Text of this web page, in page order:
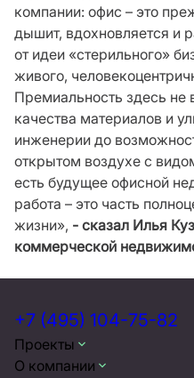
компании: офис – это
дышит, вдохновляется и
от идеи «стерильного»
живого,
Премиальность здесь не
качества материалов и
инженерии до
открытом воздухе с
есть будущее офисной
работа – это часть
жизни», - сказал Илья
коммерческой
Проекты
О компании
+7 (495) 104-75-82